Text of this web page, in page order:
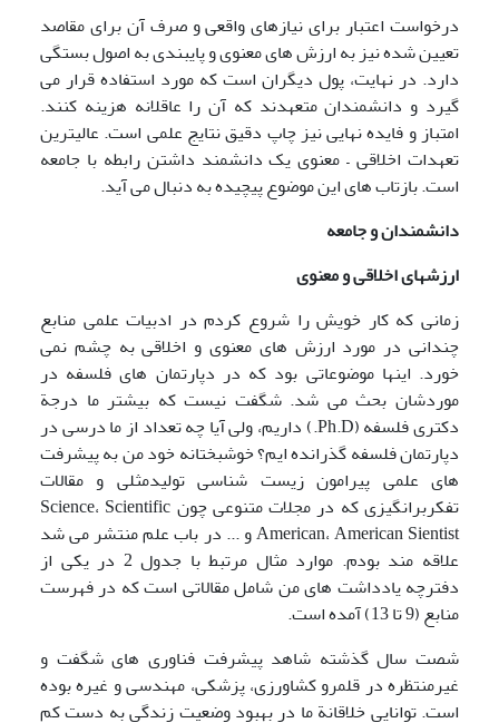
درخواست اعتبار برای نیازهای واقعی و صرف آن برای مقاصد
تعیین شده نیز به ارزش های معنوی و پایبندی به اصول بستگی
دارد. در نهایت، پول دیگران است که مورد استفاده قرار می
گیرد و دانشمندان متعهدند که آن را عاقلانه هزینه کنند.
امتباز و فایده نهایی نیز چاپ دقیق نتایج علمی است. عالیترین
تعهدات اخلاقی – معنوی یک دانشمند داشتن رابطه با جامعه
است. بازتاب های این موضوع پیچیده به دنبال می آید.
دانشمندان و جامعه
ارزشهای اخلاقی و معنوی
زمانی که کار خویش را شروع کردم در ادبیات علمی منابع
چندانی در مورد ارزش های معنوی و اخلاقی به چشم نمی
خورد. اینها موضوعاتی بود که در دپارتمان های فلسفه در
موردشان بحث می شد. شگفت نیست که بیشتر ما درجة
دکتری فلسفه (Ph.D.) داریم، ولی آیا چه تعداد از ما درسی در
دپارتمان فلسفه گذرانده ایم؟ خوشبختانه خود من به پیشرفت
های علمی پیرامون زیست شناسی تولیدمثلی و مقالات
تفکربرانگیزی که در مجلات متنوعی چون Science، Scientific
American، American Sientist و ... در باب علم منتشر می شد
علاقه مند بودم. موارد مثال مرتبط با جدول 2 در یکی از
دفترچه یادداشت های من شامل مقالاتی است که در فهرست
منابع (9 تا 13) آمده است.
شصت سال گذشته شاهد پیشرفت فناوری های شگفت و
غیرمنتظره در قلمرو کشاورزی، پزشکی، مهندسی و غیره بوده
است. توانایی خلاقانة ما در بهبود وضعیت زندگی به دست کم